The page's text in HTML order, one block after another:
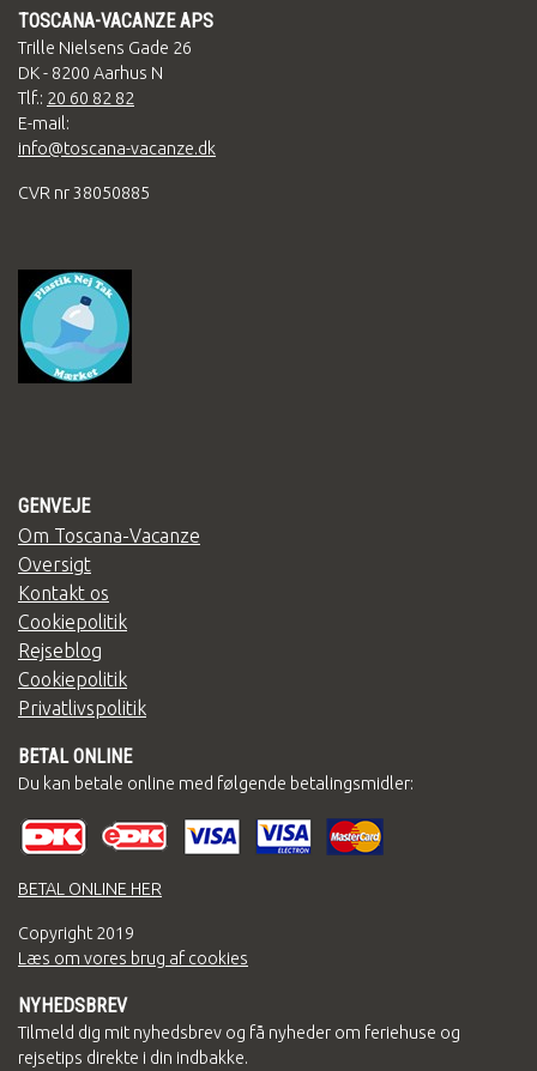
TOSCANA-VACANZE APS
Trille Nielsens Gade 26
DK - 8200 Aarhus N
Tlf.: 20 60 82 82
E-mail:
info@toscana-vacanze.dk
CVR nr 38050885
GENVEJE
Om Toscana-Vacanze
Oversigt
Kontakt os
Cookiepolitik
Rejseblog
Cookiepolitik
Privatlivspolitik
BETAL ONLINE
Du kan betale online med følgende betalingsmidler:
BETAL ONLINE HER
Copyright 2019
Læs om vores brug af cookies
NYHEDSBREV
Tilmeld dig mit nyhedsbrev og få nyheder om feriehuse og
rejsetips direkte i din indbakke.